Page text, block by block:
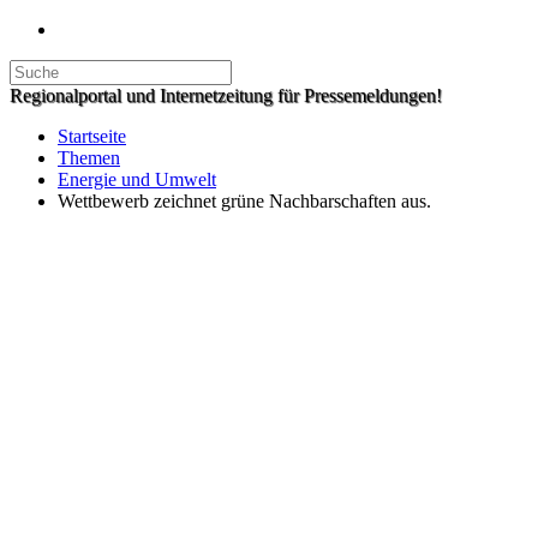
Regionalportal und Internetzeitung für Pressemeldungen!
Startseite
Themen
Energie und Umwelt
Wettbewerb zeichnet grüne Nachbarschaften aus.